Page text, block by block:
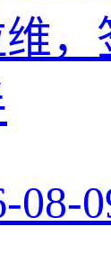
，
08-